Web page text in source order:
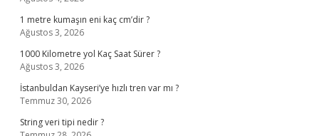
1 metre kumaşın eni kaç cm’dir ?
Ağustos 3, 2026
1000 Kilometre yol Kaç Saat Sürer ?
Ağustos 3, 2026
İstanbuldan Kayseri’ye hızlı tren var mı ?
Temmuz 30, 2026
String veri tipi nedir ?